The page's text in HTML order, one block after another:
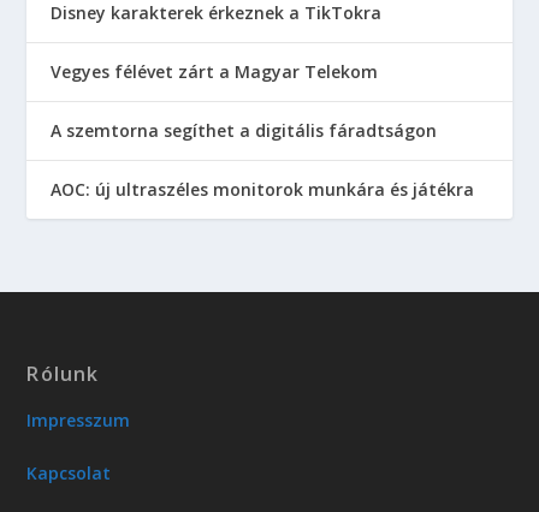
Disney karakterek érkeznek a TikTokra
Vegyes félévet zárt a Magyar Telekom
A szemtorna segíthet a digitális fáradtságon
AOC: új ultraszéles monitorok munkára és játékra
Rólunk
Impresszum
Kapcsolat